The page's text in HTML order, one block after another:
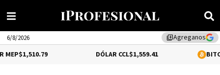
library_addAgreganos
6/8/2026
$1,559.41 0.2%